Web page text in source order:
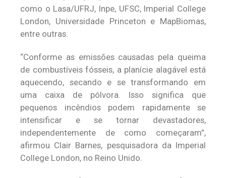
como o Lasa/UFRJ, Inpe, UFSC, Imperial College
London, Universidade Princeton e MapBiomas,
entre outras.
“Conforme as emissões causadas pela queima
de combustíveis fósseis, a planície alagável está
aquecendo, secando e se transformando em
uma caixa de pólvora. Isso significa que
pequenos incêndios podem rapidamente se
intensificar e se tornar devastadores,
independentemente de como começaram”,
afirmou Clair Barnes, pesquisadora da Imperial
College London, no Reino Unido.